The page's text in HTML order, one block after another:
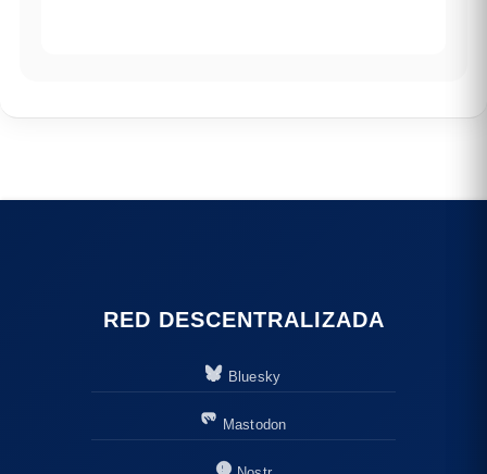
RED DESCENTRALIZADA
Bluesky
Mastodon